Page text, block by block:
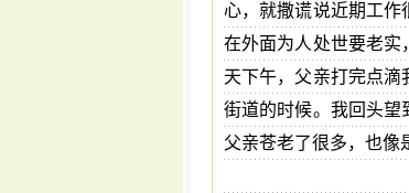
心，就撒谎说近期工作
在外面为人处世要老
天下午，父亲打完点滴
街道的时候。我回头望
父亲苍老了很多，也像